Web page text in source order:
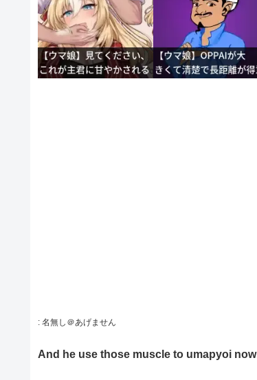
: 名無し＠あげません
And he use those muscle to umapyoi now